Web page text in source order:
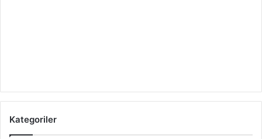
Kategoriler